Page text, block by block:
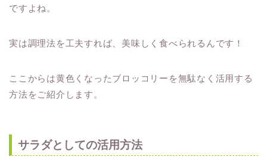
ですよね。
実は調理法を工夫すれば、美味しく食べられるんです！
ここからは黄色くなったブロッコリーを無駄なく活用する
方法をご紹介します。
サラダとしての活用方法